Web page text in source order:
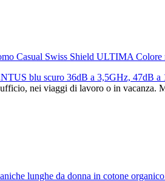
blu scuro 36dB a 3,5GHz, 47dB a
nei viaggi di lavoro o in vacanza.